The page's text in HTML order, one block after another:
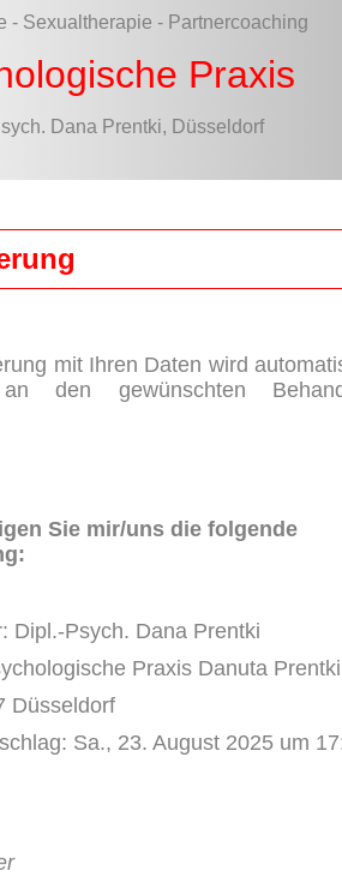
- Sexualtherapie - Partnercoaching
Praxis
Dana Prentki, Düsseldorf
mit Ihren Daten wird
den gewünschten
Sie mir/uns die folgende
Dipl.-Psych. Dana Prentki
Praxis Danuta Prentki
Düsseldorf
Sa., 23. August 2025 um